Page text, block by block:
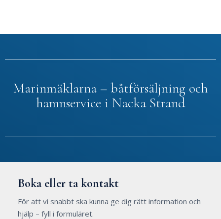
Marinmäklarna – båtförsäljning och
hamnservice i Nacka Strand
Boka eller ta kontakt
För att vi snabbt ska kunna ge dig rätt information och
hjälp – fyll i formuläret.